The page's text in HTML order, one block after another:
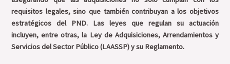
requisitos legales, sino que también contribuyan a los objetivos
estratégicos del PND. Las leyes que regulan su actuación
incluyen, entre otras, la Ley de Adquisiciones, Arrendamientos y
Servicios del Sector Público (LAASSP) y su Reglamento.